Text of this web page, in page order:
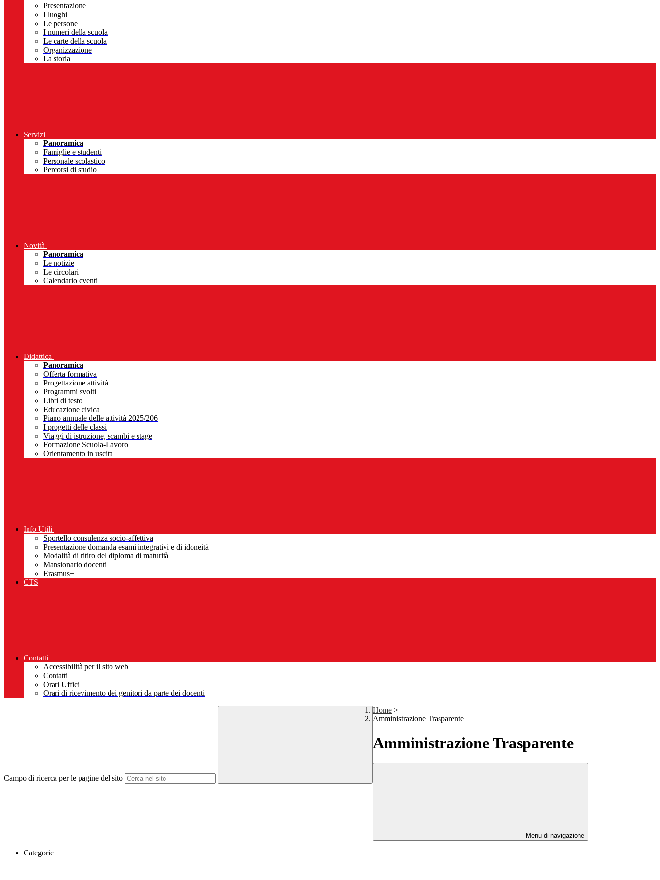
Presentazione
I luoghi
Le persone
I numeri della scuola
Le carte della scuola
Organizzazione
La storia
Servizi
Panoramica
Famiglie e studenti
Personale scolastico
Percorsi di studio
Novità
Panoramica
Le notizie
Le circolari
Calendario eventi
Didattica
Panoramica
Offerta formativa
Progettazione attività
Programmi svolti
Libri di testo
Educazione civica
Piano annuale delle attività 2025/206
I progetti delle classi
Viaggi di istruzione, scambi e stage
Formazione Scuola-Lavoro
Orientamento in uscita
Info Utili
Sportello consulenza socio-affettiva
Presentazione domanda esami integrativi e di idoneità
Modalità di ritiro del diploma di maturità
Mansionario docenti
Erasmus+
CTS
Contatti
Accessibilità per il sito web
Contatti
Orari Uffici
Orari di ricevimento dei genitori da parte dei docenti
Campo di ricerca per le pagine del sito
Home >
Amministrazione Trasparente
Amministrazione Trasparente
Menu di navigazione
Categorie